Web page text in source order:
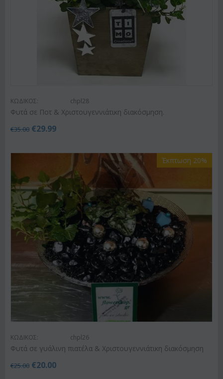
ΚΩΔΙΚΟΣ: chpl28
Φυτά σε Ποτ & Χριστουγεννιάτικη διακόσμηση.
€35.00 €29.99
Έκπτωση 20%
ΚΩΔΙΚΟΣ: chpl26
Φυτά σε γυάλινη πιατέλα & Χριστουγεννιάτικη διακόσμηση
€25.00 €20.00